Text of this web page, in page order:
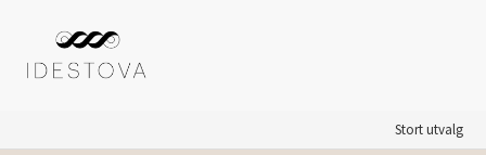
innholdet
Stort utvalg
PRODUKTER